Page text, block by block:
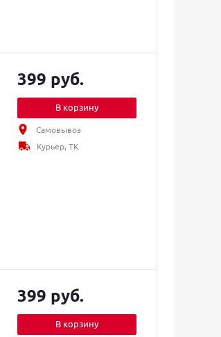
399 руб.
В корзину
Самовывоз
Курьер, ТК
399 руб.
В корзину